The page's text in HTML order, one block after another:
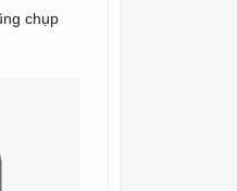
chụp